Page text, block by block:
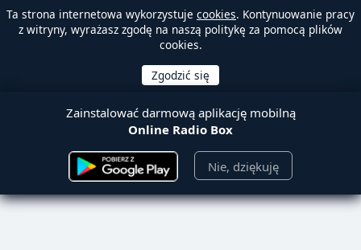
Ta strona internetowa wykorzystuje cookies. Kontynuowanie pracy
z witryny, wyrażasz zgodę na naszą politykę za pomocą plików
cookies.
Zainstalować darmową aplikację mobilną
Online Radio Box
Nie, dziękuję